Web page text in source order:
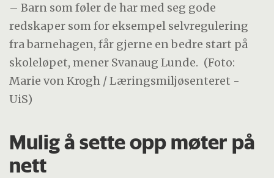
– Barn som føler de har med seg gode
redskaper som for eksempel selvregulering
fra barnehagen, får gjerne en bedre start på
skoleløpet, mener Svanaug Lunde. (Foto:
Marie von Krogh / Læringsmiljøsenteret -
UiS)
Mulig å sette opp møter på
nett